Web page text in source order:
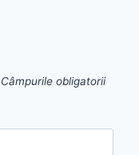
Câmpurile obligatorii